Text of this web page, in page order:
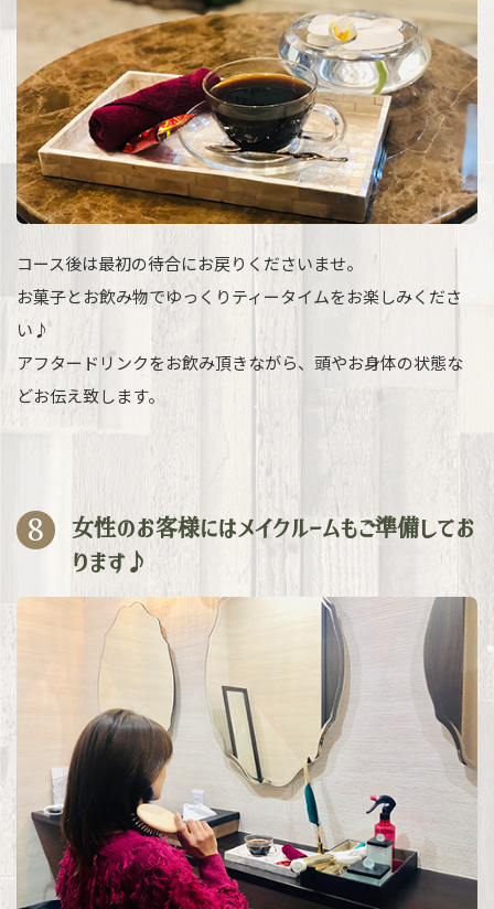
コース後は最初の待合にお戻りくださいませ。
お菓子とお飲み物でゆっくりティータイムをお楽しみくださ
い♪
アフタードリンクをお飲み頂きながら、頭やお身体の状態な
どお伝え致します。
8
女性のお客様にはメイクルームもご準備してお
ります♪